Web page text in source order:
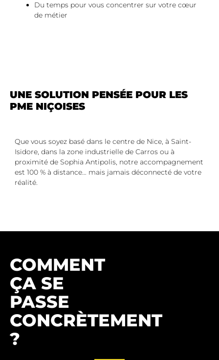
Du temps pour vous concentrer sur votre cœur
de métier
UNE SOLUTION PENSÉE POUR LES
PME NIÇOISES
Que vous soyez basé dans le centre de Nice, à Saint-
Isidore, dans la zone industrielle de Carros ou à
proximité de Sophia Antipolis, notre accompagnement
est 100 % à distance… mais jamais déconnecté de votre
réalité.
COMMENT
ÇA SE
PASSE
CONCRÈTEMENT
?